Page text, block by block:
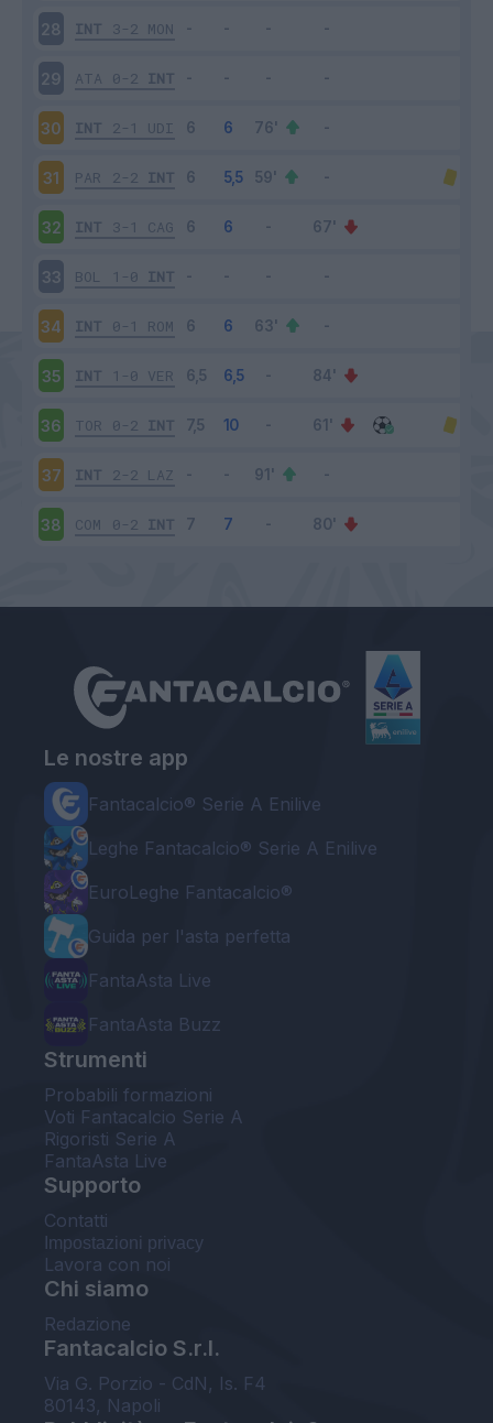
28 INT 3-2 MON
29 ATA 0-2 INT
30 INT 2-1 UDI
31 PAR 2-2 INT
32 INT 3-1 CAG
33 BOL 1-0 INT
34 INT 0-1 ROM
35 INT 1-0 VER
36 TOR 0-2 INT
37 INT 2-2 LAZ
38 COM 0-2 INT
Le nostre app
Fantacalcio® Serie A Enilive
Leghe Fantacalcio® Serie A Enilive
EuroLeghe Fantacalcio®
Guida per l'asta perfetta
FantaAsta Live
FantaAsta Buzz
Strumenti
Probabili formazioni
Voti Fantacalcio Serie A
Rigoristi Serie A
FantaAsta Live
Supporto
Contatti
Impostazioni privacy
Lavora con noi
Chi siamo
Redazione
Fantacalcio S.r.l.
Via G. Porzio - CdN, Is. F4
80143, Napoli